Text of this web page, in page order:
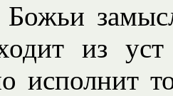
из
исполнит